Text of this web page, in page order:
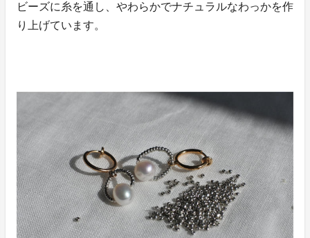
ビーズに糸を通し、やわらかでナチュラルなわっかを作
り上げています。